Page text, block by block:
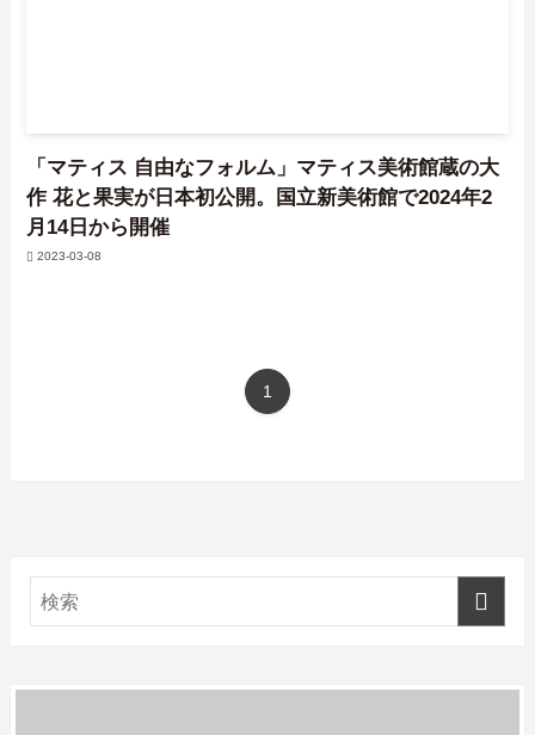
「マティス 自由なフォルム」マティス美術館蔵の大
作 花と果実が日本初公開。国立新美術館で2024年2
月14日から開催
2023-03-08
1